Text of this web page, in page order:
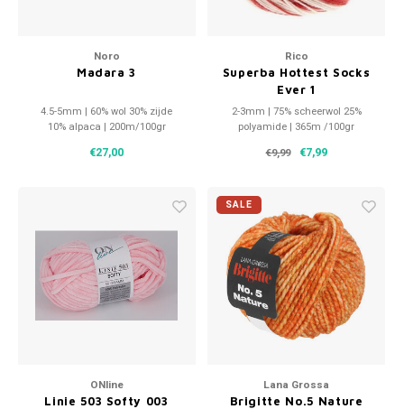
Noro
Madara 3
4.5-5mm | 60% wol 30% zijde
10% alpaca | 200m/100gr
€27,00
Rico
Superba Hottest Socks
Ever 1
2-3mm | 75% scheerwol 25%
polyamide | 365m /100gr
€9,99
€7,99
ONline
Linie 503 Softy 003
SALE
Lana Grossa
Brigitte No.5 Nature